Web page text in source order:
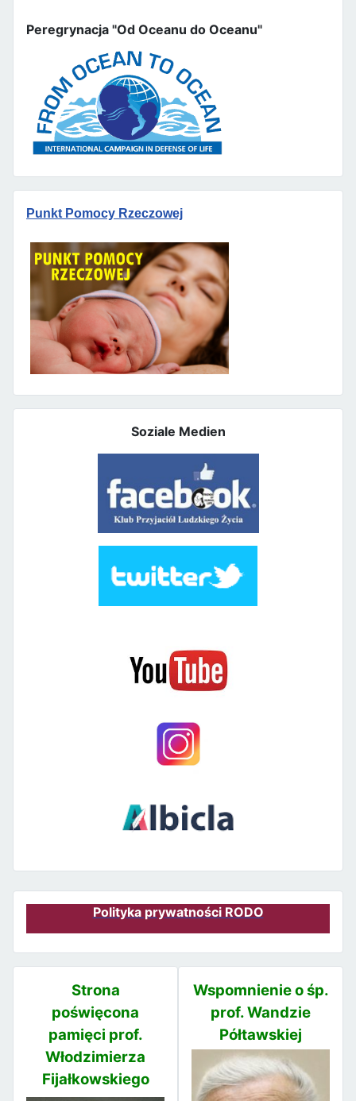
Peregrynacja "Od Oceanu do Oceanu"
Punkt Pomocy Rzeczowej
Soziale Medien
Polityka prywatności RODO
Strona
poświęcona
pamięci prof.
Włodzimierza
Fijałkowskiego
Wspomnienie o śp.
prof. Wandzie
Półtawskiej